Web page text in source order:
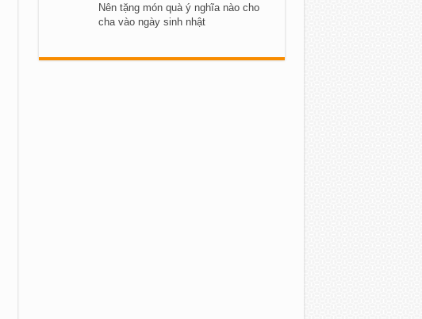
Nên tặng món quà ý nghĩa nào cho
cha vào ngày sinh nhật